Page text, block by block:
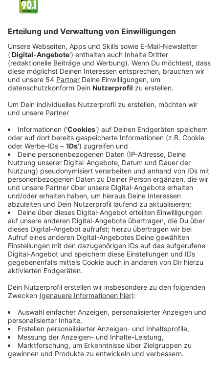
In dieser Zeit verschwinden acht Männer der Tsalal
Arctic Research Station spurlos. Den mysteriösen Fall
übernehmen die schroffe Polizistin Liz Danvers (Jodie
Foster) und die State Trooper-Polizistin Evangeline
Navarro (Kali Reis). Die beiden gegensätzlichen
Polizistinnen haben mit ihrer eigenen Vergangenheit zu
Fall. In der Dunkelheit Alaskas müssen sich die beiden
Polizistinnen nun wieder zusammenraufen, obwohl sie
sich vor Jahren im Streit getrennt haben.
Streaming-Dienst: Sky / WOW
Anzeige
Wir benötigen Ihre
Zustimmung, um den YouTube
Video-Service zu laden!
Wir verwenden einen Service eines
Drittanbieters, um Videoinhalte
einzubetten. Dieser Service kann
Daten zu Ihren Aktivitäten
sammeln. Bitte lesen Sie die
Details durch und stimmen Sie der
Nutzung des Service zu, um dieses